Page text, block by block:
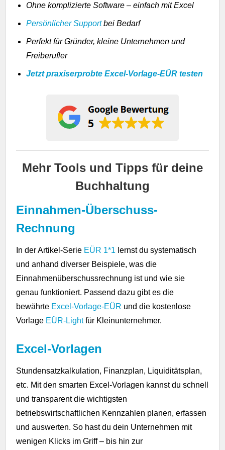
Ohne komplizierte Software – einfach mit Excel
Persönlicher Supportbei Bedarf
Perfekt für Gründer, kleine Unternehmen und
Freiberufler
Jetzt praxiserprobte Excel-Vorlage-EÜR testen
Mehr Tools und Tipps für deine
Buchhaltung
Einnahmen-Überschuss-
Rechnung
In der Artikel-Serie EÜR 1*1 lernst du systematisch
und anhand diverser Beispiele, was die
Einnahmenüberschussrechnung ist und wie sie
genau funktioniert. Passend dazu gibt es die
bewährte Excel-Vorlage-EÜR und die kostenlose
Vorlage EÜR-Lightfür Kleinunternehmer.
Excel-Vorlagen
Stundensatzkalkulation, Finanzplan, Liquiditätsplan,
etc. Mit den smarten Excel-Vorlagen kannst du schnell
und transparent die wichtigsten
betriebswirtschaftlichen Kennzahlen planen, erfassen
und auswerten. So hast du dein Unternehmen mit
wenigen Klicks im Griff – bis hin zur